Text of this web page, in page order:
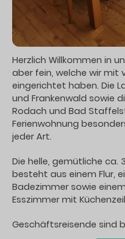
Herzlich Willkommen in
aber fein, welche wir mit
eingerichtet haben. Die
und Frankenwald sowie
Rodach und Bad
Ferienwohnung
jeder Art.
Die helle, gemütliche ca.
besteht aus einem Flur,
Badezimmer sowie
Esszimmer mit
Geschäftsreisende sind